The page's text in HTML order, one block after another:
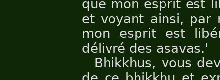
que mon esprit est
et voyant ainsi, par
mon esprit est
délivré des asavas.'
Bhikkhus, vous